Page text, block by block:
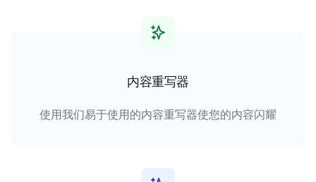
内容重写器
使用我们易于使用的内容重写器使您的内容闪耀